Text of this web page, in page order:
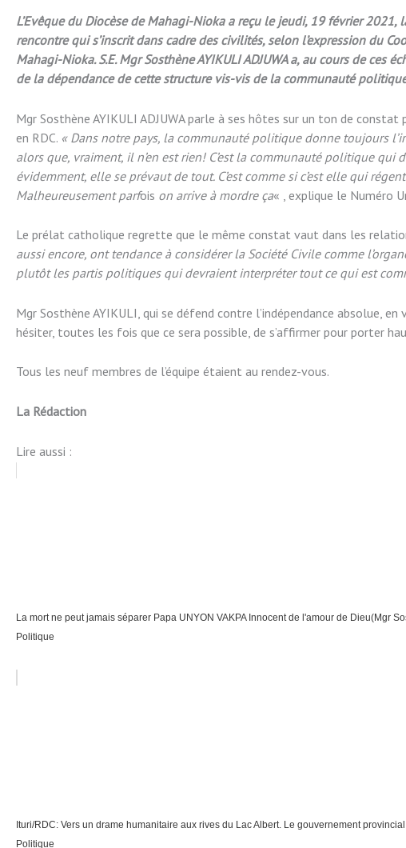
L’Evêque du Diocèse de Mahagi-Nioka a reçu le jeudi, 19 février
rencontre qui s’inscrit dans cadre des civilités, selon l’expression du
Mahagi-Nioka. S.E. Mgr Sosthène AYIKULI ADJUWA a, au cours de
de la dépendance de cette structure vis-vis de la communauté
Mgr Sosthène AYIKULI ADJUWA parle à ses hôtes sur un ton de
en RDC. « Dans notre pays, la communauté politique donne toujours
alors que, vraiment, il n’en est rien! C’est la communauté politique
évidemment, elle se prévaut de tout. C’est comme si c’est elle qui
Malheureusement parfois on arrive à mordre ça« , explique le Numéro
Le prélat catholique regrette que le même constat vaut dans les
aussi encore, ont tendance à considérer la Société Civile comme
plutôt les partis politiques qui devraient interpréter tout ce qui est
Mgr Sosthène AYIKULI, qui se défend contre l’indépendance absolue,
hésiter, toutes les fois que ce sera possible, de s’affirmer pour porter
Tous les neuf membres de l’équipe étaient au rendez-vous.
La Rédaction
Lire aussi :
La mort ne peut jamais séparer Papa UNYON VAKPA Innocent de l'amour de Dieu(Mgr
Politique
Ituri/RDC: Vers un drame humanitaire aux rives du Lac Albert. Le gouvernement provincial
Politique